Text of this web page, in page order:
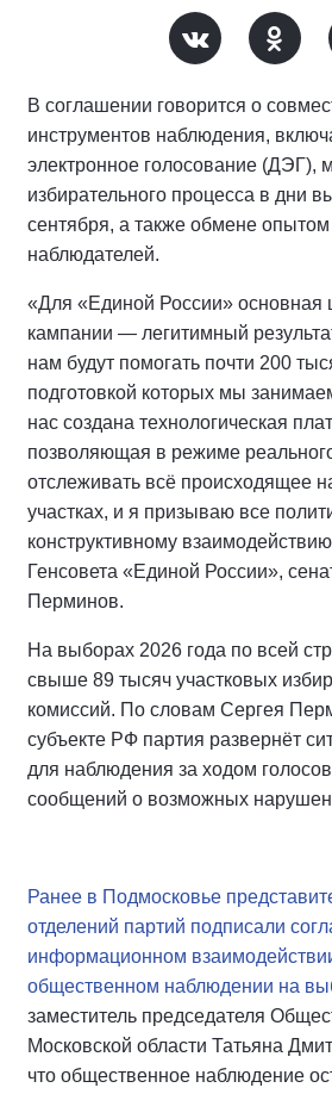
В соглашении говорится о
инструментов наблюдения,
электронное голосование (ДЭГ),
избирательного процесса в дни
сентября, а также обмене опытом
наблюдателей.
«Для «Единой России» основная
кампании — легитимный
нам будут помогать почти 200
подготовкой которых мы
нас создана технологическая
позволяющая в режиме
отслеживать всё происходящее
участках, и я призываю все
конструктивному
Генсовета «Единой России»,
Перминов.
На выборах 2026 года по всей
свыше 89 тысяч участковых
комиссий. По словам Сергея
субъекте РФ партия развернёт
для наблюдения за ходом
сообщений о возможных
Ранее в Подмосковье
отделений партий подписали
информационном
общественном наблюдении на
заместитель председателя
Московской области Татьяна
что общественное наблюдение